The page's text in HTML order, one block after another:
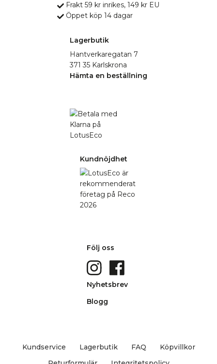
Frakt 59 kr inrikes, 149 kr EU
Öppet köp 14 dagar
Lagerbutik
Hantverkaregatan 7
371 35 Karlskrona
Hämta en beställning
Kundnöjdhet
Följ oss
Nyhetsbrev
Blogg
Kundservice Lagerbutik FAQ
Köpvillkor